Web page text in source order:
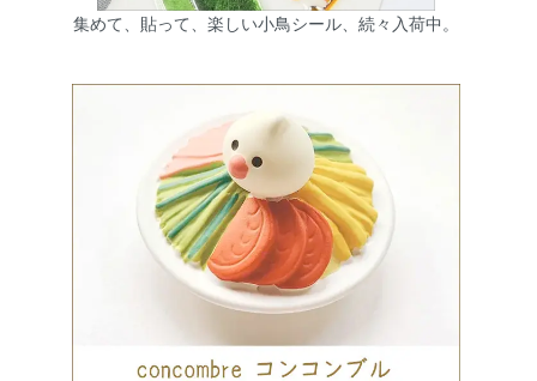
集めて、貼って、楽しい小鳥シール、続々入荷中。